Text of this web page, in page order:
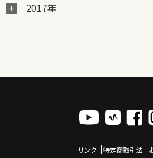
2017年
リンク 特定商取引法